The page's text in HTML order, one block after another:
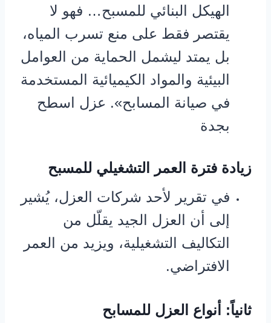
الهيكل البنائي للمسبح… فهو لا
يقتصر فقط على منع تسرب المياه،
بل يمتد ليشمل الحماية من العوامل
البيئية والمواد الكيميائية المستخدمة
في صيانة المسابح». عزل اسطح
بجدة
زيادة فترة العمر التشغيلي للمسبح
في تقرير لأحد شركات العزل، يُشير
إلى أن العزل الجيد يقلّل من
التكاليف التشغيلية، ويزيد من العمر
الافتراضي.
ثانياً: أنواع العزل للمسابح